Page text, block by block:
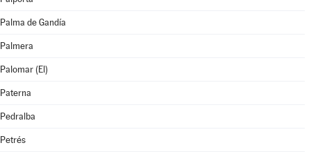
Palma de Gandía
Palmera
Palomar (El)
Paterna
Pedralba
Petrés